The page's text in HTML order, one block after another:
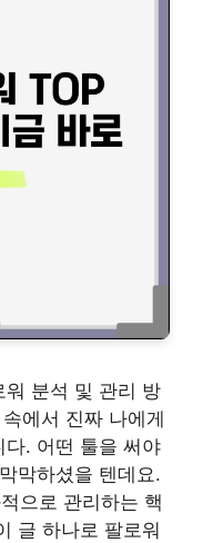
워 분석 및 관리 방
에서 진짜 나에게
다. 어떤 툴을 써야
막하셨을 텐데요.
으로 관리하는 핵
글 하나로 팔로워